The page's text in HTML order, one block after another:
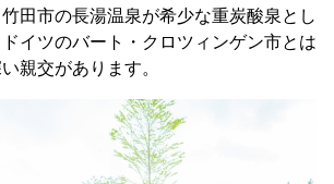
田市の長湯温泉が希少な重炭酸泉とし
イツのバート・クロツィンゲン市とは
親交があります。